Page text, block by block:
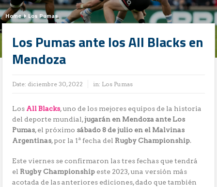
Home Los Pumas
Los Pumas ante los All Blacks en
Mendoza
Date: diciembre 30, 2022 in: Los Pumas
Los All Blacks, uno de los mejores equipos de la historia
del deporte mundial,jugarán en Mendoza ante Los
Pumas, el próximo sábado 8 de julio en el Malvinas
Argentinas, por la 1ª fecha del Rugby Championship.
Este viernes se confirmaron las tres fechas que tendrá
el Rugby Championship este 2023, una versión más
acotada de las anteriores ediciones, dado que también